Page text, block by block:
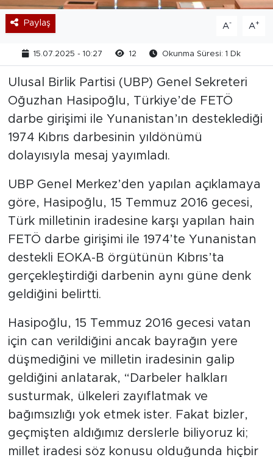
Paylaş A- A+
15.07.2025 - 10:27 12 Okunma Süresi: 1 Dk
Ulusal Birlik Partisi (UBP) Genel Sekreteri
Oğuzhan Hasipoğlu, Türkiye’de FETÖ
darbe girişimi ile Yunanistan’ın desteklediği
1974 Kıbrıs darbesinin yıldönümü
dolayısıyla mesaj yayımladı.
UBP Genel Merkez’den yapılan açıklamaya
göre, Hasipoğlu, 15 Temmuz 2016 gecesi,
Türk milletinin iradesine karşı yapılan hain
FETÖ darbe girişimi ile 1974’te Yunanistan
destekli EOKA-B örgütünün Kıbrıs’ta
gerçekleştirdiği darbenin aynı güne denk
geldiğini belirtti.
Hasipoğlu, 15 Temmuz 2016 gecesi vatan
için can verildiğini ancak bayrağın yere
düşmediğini ve milletin iradesinin galip
geldiğini anlatarak, “Darbeler halkları
susturmak, ülkeleri zayıflatmak ve
bağımsızlığı yok etmek ister. Fakat bizler,
geçmişten aldığımız derslerle biliyoruz ki;
millet iradesi söz konusu olduğunda hiçbir